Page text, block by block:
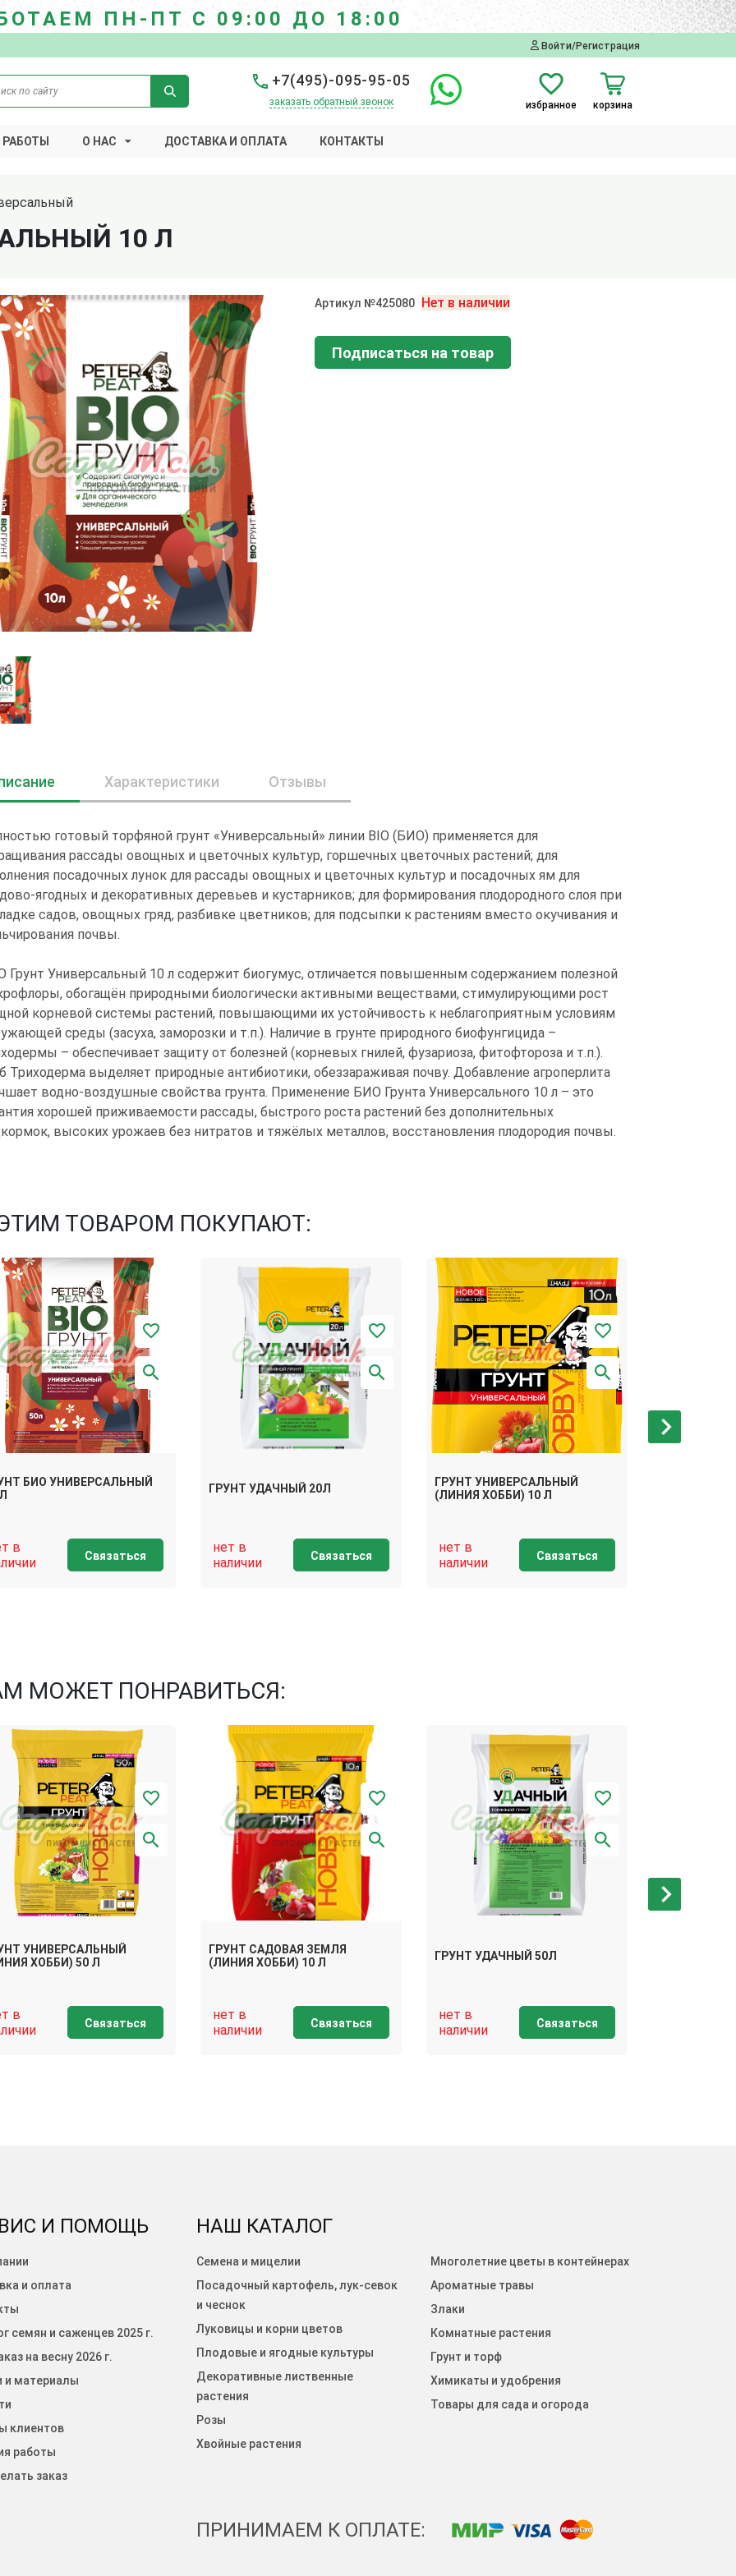
ПН-ПТ С 09:00 ДО 18:00
Войти/Регистрация
+7(495)-095-95-05
заказать обратный звонок избранное корзина
РАБОТЫ О НАС ДОСТАВКА И ОПЛАТА КОНТАКТЫ
10 Л
Артикул №425080 Нет в наличии
Подписаться на товар
Характеристики Отзывы
готовый торфяной грунт «Универсальный» линии BIO (БИО) применяется для
рассады овощных и цветочных культур, горшечных цветочных растений; для
посадочных лунок для рассады овощных и цветочных культур и посадочных ям для
ягодных и декоративных деревьев и кустарников; для формирования плодородного слоя при
садов, овощных гряд, разбивке цветников; для подсыпки к растениям вместо окучивания и
почвы.
Грунт Универсальный 10 л содержит биогумус, отличается повышенным содержанием полезной
обогащён природными биологически активными веществами, стимулирующими рост
корневой системы растений, повышающими их устойчивость к неблагоприятным условиям
среды (засуха, заморозки и т.п.). Наличие в грунте природного биофунгицида –
– обеспечивает защиту от болезней (корневых гнилей, фузариоза, фитофтороза и т.п.).
Триходерма выделяет природные антибиотики, обеззараживая почву. Добавление агроперлита
водно-воздушные свойства грунта. Применение БИО Грунта Универсального 10 л – это
хорошей приживаемости рассады, быстрого роста растений без дополнительных
высоких урожаев без нитратов и тяжёлых металлов, восстановления плодородия почвы.
ТОВАРОМ ПОКУПАЮТ:
БИО УНИВЕРСАЛЬНЫЙ
в
Связаться
ГРУНТ УДАЧНЫЙ 20Л
нет в
наличии
Связаться
ГРУНТ УНИВЕРСАЛЬНЫЙ
(ЛИНИЯ ХОББИ) 10 Л
нет в
наличии
Связаться
МОЖЕТ ПОНРАВИТЬСЯ:
УНИВЕРСАЛЬНЫЙ
ХОББИ) 50 Л
в
Связаться
ГРУНТ САДОВАЯ ЗЕМЛЯ
(ЛИНИЯ ХОББИ) 10 Л
нет в
наличии
Связаться
ГРУНТ УДАЧНЫЙ 50Л
нет в
наличии
Связаться
И ПОМОЩЬ
и оплата
семян и саженцев 2025 г.
на весну 2026 г.
и материалы
клиентов
работы
заказ
НАШ КАТАЛОГ
Семена и мицелии
Посадочный картофель, лук-севок
и чеснок
Луковицы и корни цветов
Плодовые и ягодные культуры
Декоративные лиственные
растения
Розы
Хвойные растения
Многолетние цветы в контейнерах
Ароматные травы
Злаки
Комнатные растения
Грунт и торф
Химикаты и удобрения
Товары для сада и огорода
ПРИНИМАЕМ К ОПЛАТЕ: